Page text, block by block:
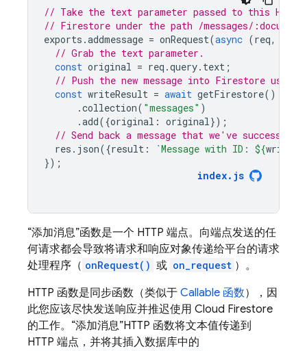
// Take the text parameter passed to this
// Firestore under the path /messages/
exports .addmessage = onRequest(async (req,
// Grab the text parameter.
const original = req .query. text ;
// Push the new message into Firestore using
const writeResult = await getFirestore()
.collection( "messages" )
.add({original : original});
// Send back a message that we've
res . json({result : `Message with ID: ${
});
index. js
“添加消息”函数是一个 HTTP 端点。向端点发送的任
何请求都会导致将请求和响应对象传递给平台的请求
处理程序（ onRequest() 或 on_request ）。
HTTP 函数是同步函数（类似于 Callable 函数），因
此您应该尽快发送响应并推迟使用 Cloud Firestore
的工作。“添加消息”HTTP 函数将文本值传递到
HTTP 端点，并将其插入数据库中的